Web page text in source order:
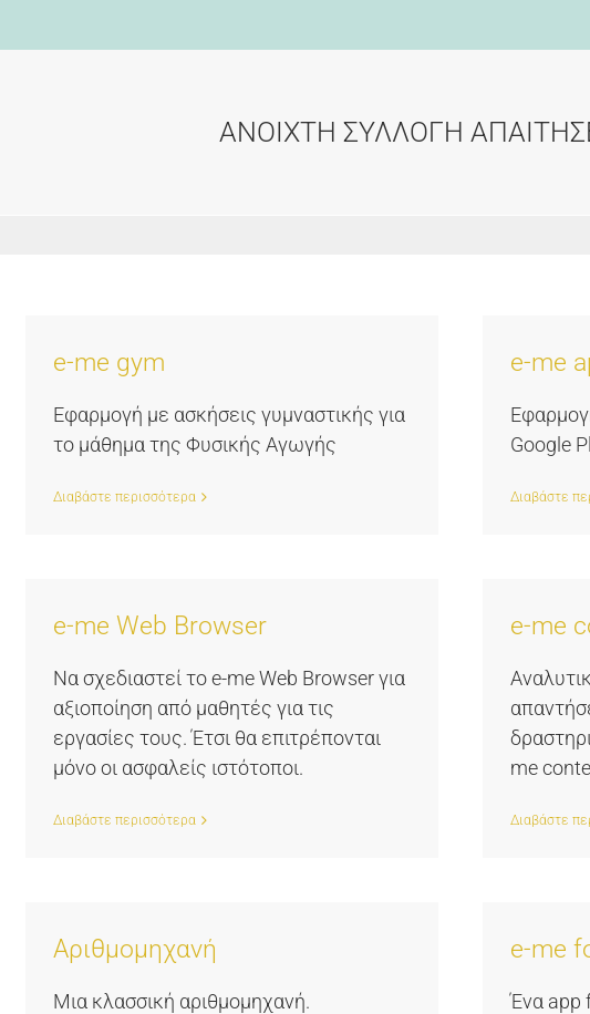
ΑΝΟΙΧΤΗ ΣΥΛΛΟΓΗ
e-me gym
Εφαρμογή με ασκήσεις γυμναστικής για
το μάθημα της Φυσικής Αγωγής
Διαβάστε περισσότερα
e-me
Google
Διαβάστε
e-me Web Browser
Να σχεδιαστεί το e-me Web Browser για
αξιοποίηση από μαθητές για τις
εργασίες τους. Έτσι θα επιτρέπονται
μόνο οι ασφαλείς ιστότοποι.
Διαβάστε περισσότερα
e-me
me
Διαβάστε
Αριθμομηχανή
Μια κλασσική αριθμομηχανή.
e-me
Ένα app